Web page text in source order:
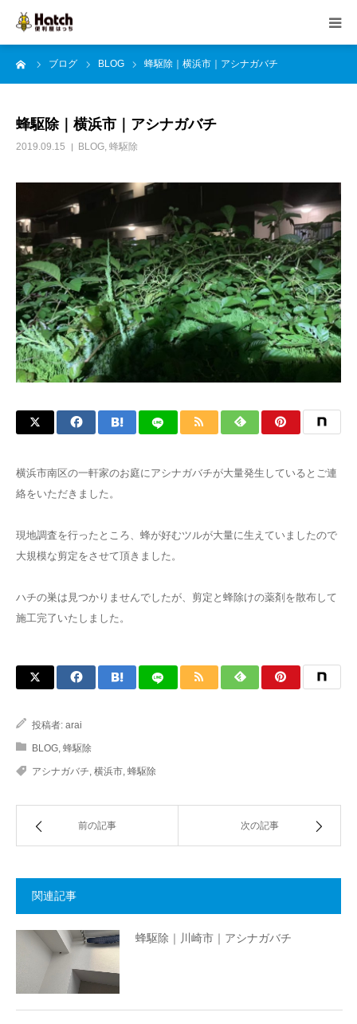
ブログ BLOG 蜂駆除｜横浜市｜アシナガバチ
蜂駆除｜横浜市｜アシナガバチ
2019.09.15 BLOG, 蜂駆除
横浜市南区の一軒家のお庭にアシナガバチが大量発生しているとご連
絡をいただきました。
現地調査を行ったところ、蜂が好むツルが大量に生えていましたので
大規模な剪定をさせて頂きました。
ハチの巣は見つかりませんでしたが、剪定と蜂除けの薬剤を散布して
施工完了いたしました。
投稿者: arai
BLOG 蜂駆除
アシナガバチ 横浜市 蜂駆除
前の記事 次の記事
関連記事
蜂駆除｜川崎市｜アシナガバチ
HOME
ご依頼の流れ
よくある質問
ブログ